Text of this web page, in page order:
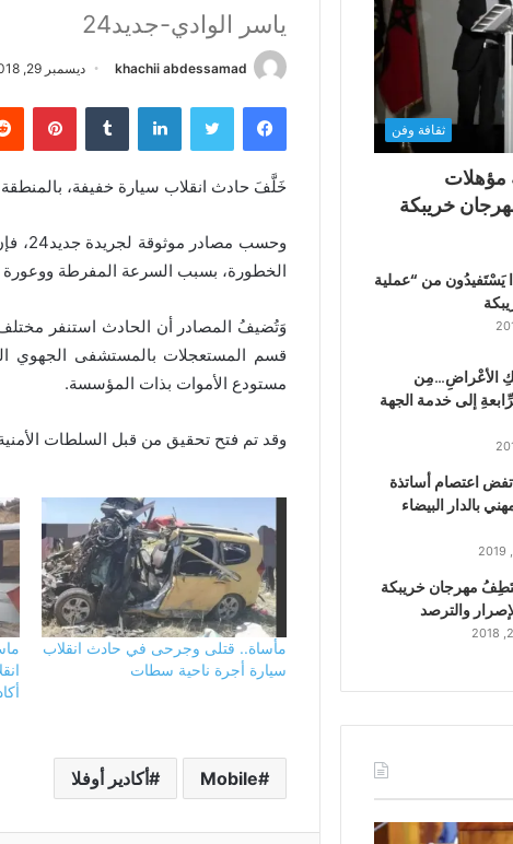
ياسر الوادي-جديد24
khachii abdessamad ديسمبر 29, 2018
فيسبوك تويتر لينكدإن
خَلَّفَ حادث انقلاب سيارة خفيفة، بالمنطقة
وحسب
الخطورة، بسبب السرعة المفرطة
وَتُضيفُ المصادر أن الحادث استنفر
قسم المستعجلات بالمستشفى الجهوي
مستودع الأموات بذات المؤسسة.
وقد تم فتح تحقيق من قبل السلطات
مأساة.. قتلى وجرحى في حادث انقلاب
سيارة أجرة ناحية سطات
Mobile أكادير أوفلا
ثقافة وفن
مؤهلات
خريبكة
يَسْتَفيدُون من “عملية
الأعْراضِ…مِن
إلى خدمة الجهة
اعتصام أساتذة
بالدار البيضاء
مهرجان خريبكة
والترصد